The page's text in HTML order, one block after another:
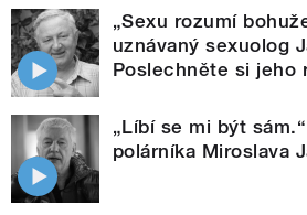
„Sexu rozumí
uznávaný sexuolog
Poslechněte si jeho
„Líbí se mi být
polárníka Miroslava